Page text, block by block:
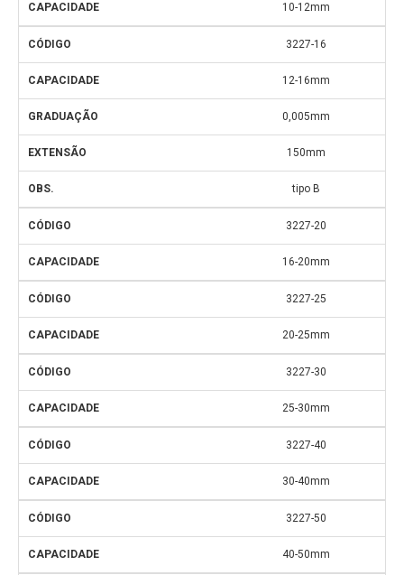
10-12mm
3227-16
12-16mm
0,005mm
150mm
tipo B
3227-20
16-20mm
3227-25
20-25mm
3227-30
25-30mm
3227-40
30-40mm
3227-50
40-50mm